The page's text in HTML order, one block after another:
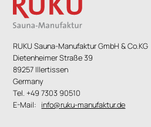
mit Aufgusswasser begossen
einer Aromaschale können
RUKU Sauna-Manufaktur GmbH & Co.KG
Dietenheimer Straße 39
89257 Illertissen
Germany
Tel. +49 7303 90510
E-Mail: info@ruku-manufaktur.de